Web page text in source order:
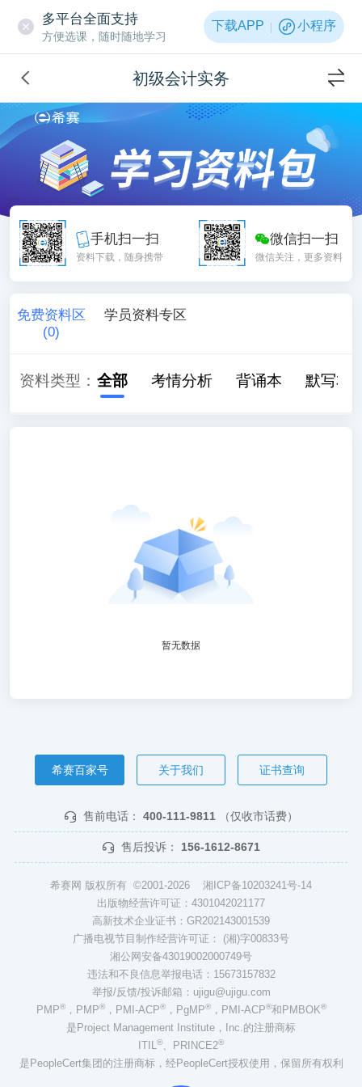
多平台全面支持
方便选课，随时随地学习
下载APP 小程序
初级会计实务
手机扫一扫
资料下载，随身携带
微信扫一扫
微信关注，更多资料
免费资料区
(0)
学员资料专区
资料类型： 全部 考情分析 背诵本 默写本
暂无数据
希赛百家号 关于我们 证书查询
售前电话： 400-111-9811 （仅收市话费）
售后投诉： 156-1612-8671
希赛网 版权所有 ©2001-2026 湘ICP备10203241号-14
出版物经营许可证：4301042021177
高新技术企业证书：GR202143001539
广播电视节目制作经营许可证： (湘)字00833号
湘公网安备43019002000749号
违法和不良信息举报电话：15673157832
举报/反馈/投诉邮箱：ujigu@ujigu.com
PMP®，PMP®，PMI-ACP®，PgMP®，PMI-ACP®和PMBOK®
是Project Management Institute，Inc.的注册商标
ITIL®、PRINCE2®
是PeopleCert集团的注册商标，经PeopleCert授权使用，保留所有权利